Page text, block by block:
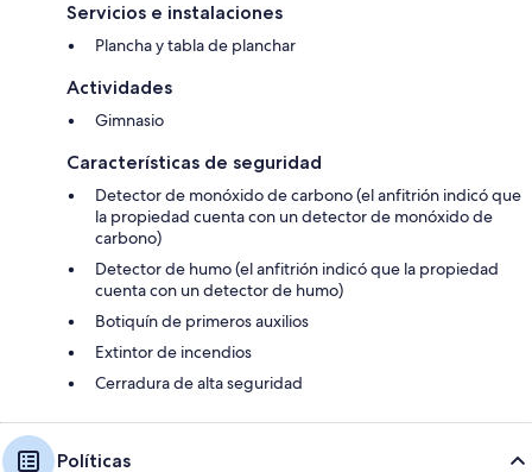
Servicios e instalaciones
Plancha y tabla de planchar
Actividades
Gimnasio
Características de seguridad
Detector de monóxido de carbono (el anfitrión indicó que
la propiedad cuenta con un detector de monóxido de
carbono)
Detector de humo (el anfitrión indicó que la propiedad
cuenta con un detector de humo)
Botiquín de primeros auxilios
Extintor de incendios
Cerradura de alta seguridad
Políticas